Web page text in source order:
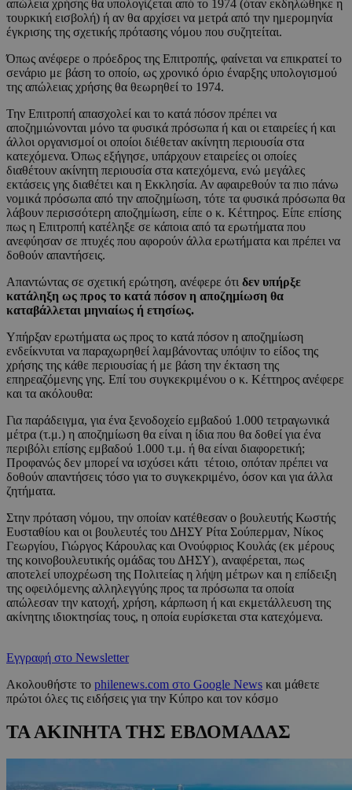
απώλεια χρήσης θα υπολογίζεται από το 1974 (όταν εκδηλώθηκε η
τουρκική εισβολή) ή αν θα αρχίσει να μετρά από την ημερομηνία
έγκρισης της σχετικής πρότασης νόμου που συζητείται.
Όπως ανέφερε ο πρόεδρος της Επιτροπής, φαίνεται να επικρατεί το
σενάριο με βάση το οποίο, ως χρονικό όριο έναρξης υπολογισμού
της απώλειας χρήσης θα θεωρηθεί το 1974.
Την Επιτροπή απασχολεί και το κατά πόσον πρέπει να
αποζημιώνονται μόνο τα φυσικά πρόσωπα ή και οι εταιρείες ή και
άλλοι οργανισμοί οι οποίοι διέθεταν ακίνητη περιουσία στα
κατεχόμενα. Όπως εξήγησε, υπάρχουν εταιρείες οι οποίες
διαθέτουν ακίνητη περιουσία στα κατεχόμενα, ενώ μεγάλες
εκτάσεις γης διαθέτει και η Εκκλησία. Αν αφαιρεθούν τα πιο πάνω
νομικά πρόσωπα από την αποζημίωση, τότε τα φυσικά πρόσωπα θα
λάβουν περισσότερη αποζημίωση, είπε ο κ. Κέττηρος. Είπε επίσης
πως η Επιτροπή κατέληξε σε κάποια από τα ερωτήματα που
ανεφύησαν σε πτυχές που αφορούν άλλα ερωτήματα και πρέπει να
δοθούν απαντήσεις.
Απαντώντας σε σχετική ερώτηση, ανέφερε ότι δεν υπήρξε
κατάληξη ως προς το κατά πόσον η αποζημίωση θα
καταβάλλεται μηνιαίως ή ετησίως.
Υπήρξαν ερωτήματα ως προς το κατά πόσον η αποζημίωση
ενδείκνυται να παραχωρηθεί λαμβάνοντας υπόψιν το είδος της
χρήσης της κάθε περιουσίας ή με βάση την έκταση της
επηρεαζόμενης γης. Επί του συγκεκριμένου ο κ. Κέττηρος ανέφερε
και τα ακόλουθα:
Για παράδειγμα, για ένα ξενοδοχείο εμβαδού 1.000 τετραγωνικά
μέτρα (τ.μ.) η αποζημίωση θα είναι η ίδια που θα δοθεί για ένα
περιβόλι επίσης εμβαδού 1.000 τ.μ. ή θα είναι διαφορετική;
Προφανώς δεν μπορεί να ισχύσει κάτι τέτοιο, οπόταν πρέπει να
δοθούν απαντήσεις τόσο για το συγκεκριμένο, όσον και για άλλα
ζητήματα.
Στην πρόταση νόμου, την οποίαν κατέθεσαν ο βουλευτής Κωστής
Ευσταθίου και οι βουλευτές του ΔΗΣΥ Ρίτα Σούπερμαν, Νίκος
Γεωργίου, Γιώργος Κάρουλας και Ονούφριος Κουλάς (εκ μέρους
της κοινοβουλευτικής ομάδας του ΔΗΣΥ), αναφέρεται, πως
αποτελεί υποχρέωση της Πολιτείας η λήψη μέτρων και η επίδειξη
της οφειλόμενης αλληλεγγύης προς τα πρόσωπα τα οποία
απώλεσαν την κατοχή, χρήση, κάρπωση ή και εκμετάλλευση της
ακίνητης ιδιοκτησίας τους, η οποία ευρίσκεται στα κατεχόμενα.
Εγγραφή στο Newsletter
Ακολουθήστε το philenews.com στο Google News και μάθετε
πρώτοι όλες τις ειδήσεις για την Κύπρο και τον κόσμο
ΤΑ ΑΚΙΝΗΤΑ ΤΗΣ ΕΒΔΟΜΑΔΑΣ